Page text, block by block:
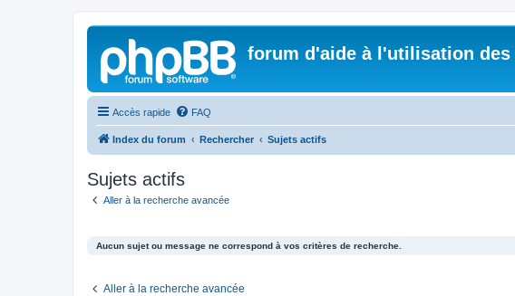
forum d'aide à l'utilisation des
Accès rapide FAQ
Index du forum Rechercher Sujets actifs
Sujets actifs
Aller à la recherche avancée
Aucun sujet ou message ne correspond à vos critères de recherche.
Aller à la recherche avancée